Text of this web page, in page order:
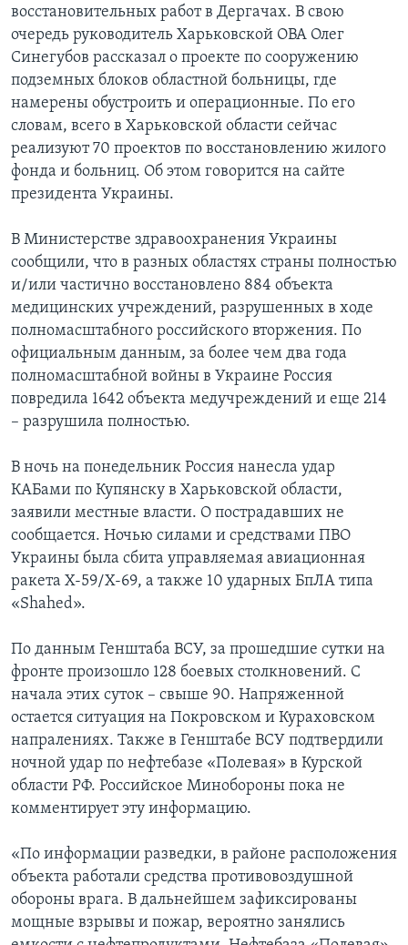
восстановительных работ в Дергачах. В свою
очередь руководитель Харьковской ОВА Олег
Синегубов рассказал о проекте по сооружению
подземных блоков областной больницы, где
намерены обустроить и операционные. По его
словам, всего в Харьковской области сейчас
реализуют 70 проектов по восстановлению жилого
фонда и больниц. Об этом говорится на сайте
президента Украины.
В Министерстве здравоохранения Украины
сообщили, что в разных областях страны полностью
и/или частично восстановлено 884 объекта
медицинских учреждений, разрушенных в ходе
полномасштабного российского вторжения. По
официальным данным, за более чем два года
полномасштабной войны в Украине Россия
повредила 1642 объекта медучреждений и еще 214
– разрушила полностью.
В ночь на понедельник Россия нанесла удар
КАБами по Купянску в Харьковской области,
заявили местные власти. О пострадавших не
сообщается. Ночью силами и средствами ПВО
Украины была сбита управляемая авиационная
ракета Х-59/Х-69, а также 10 ударных БпЛА типа
«Shahed».
По данным Генштаба ВСУ, за прошедшие сутки на
фронте произошло 128 боевых столкновений. С
начала этих суток – свыше 90. Напряженной
остается ситуация на Покровском и Кураховском
напралениях. Также в Генштабе ВСУ подтвердили
ночной удар по нефтебазе «Полевая» в Курской
области РФ. Российское Минобороны пока не
комментирует эту информацию.
«По информации разведки, в районе расположения
объекта работали средства противовоздушной
обороны врага. В дальнейшем зафиксированы
мощные взрывы и пожар, вероятно занялись